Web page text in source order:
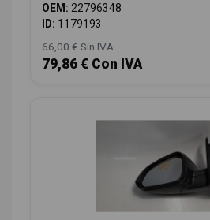
OEM: 22796348
ID: 1179193
66,00 € Sin IVA
79,86 € Con IVA